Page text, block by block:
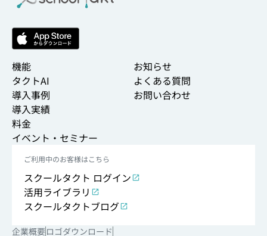
機能
タクトAI
導入事例
導入実績
料金
イベント・セミナー
お知らせ
よくある質問
お問い合わせ
ご利用中のお客様はこちら
スクールタクト ログイン
活用ライブラリ
スクールタクトブログ
企業概要ロゴダウンロード